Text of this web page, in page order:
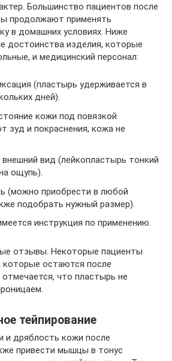
Большинство пациентов после
продолжают применять
в домашних условиях. Ниже
достоинства изделия, которые
и медицинский персонал:
(пластырь удерживается в
дней).
кожи под повязкой
зуд и покраснения, кожа не
вид (лейкопластырь тонкий
ощупь).
(можно приобрести в любой
подобрать нужный размер).
инструкция по применению.
отзывы. Некоторые пациенты
остаются после
что пластырь не
тейпирование
и дряблость кожи после
привести мышцы в тонус